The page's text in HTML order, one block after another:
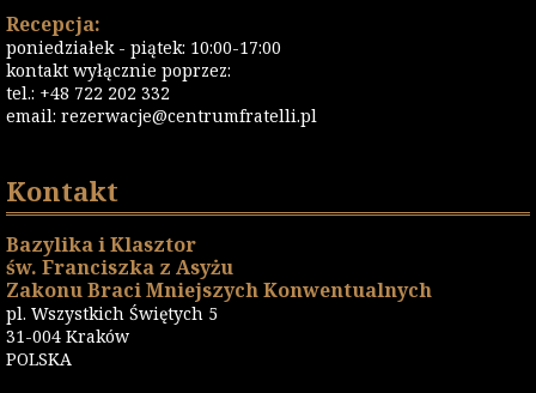
Recepcja:
poniedziałek - piątek: 10:00-17:00
kontakt wyłącznie poprzez:
tel.: +48 722 202 332
email: rezerwacje@centrumfratelli.pl
Kontakt
Bazylika i Klasztor
św. Franciszka z Asyżu
Zakonu Braci Mniejszych Konwentualnych
pl. Wszystkich Świętych 5
31-004 Kraków
POLSKA